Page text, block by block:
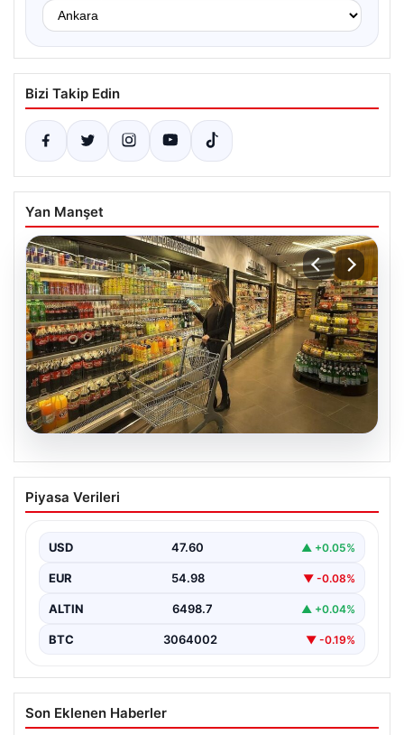
Bizi Takip Edin
Yan Manşet
05.08.2026
Enflasyon verileri ne zaman
açıklanacak? 2026 TÜİK mart ayı
Piyasa Verileri
USD 47.60 ▲ +0.05%
EUR 54.98 ▼ -0.08%
ALTIN 6498.7 ▲ +0.04%
BTC 3064002 ▼ -0.19%
Son Eklenen Haberler